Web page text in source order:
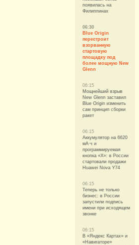
появилась на
Филиппинах
06:30
Blue Origin
перестроит
взорванную
стартовую
площадку под
более мощную New
Glenn
06:15
Мощнейший взрыв
New Glenn заставил
Blue Origin изменить
сам принцип сборки
ракет
06:15
Аккумулятор на 6620
мА·ч и
программируемая
кнопка «X»: в России
стартовали продажи
Huawei Nova Y74
06:15
Теперь не только
бизнес: в России
запустили подпись
имени при исходящем
звонке
06:15
В «Яндекс Картах» и
«Навигаторе»